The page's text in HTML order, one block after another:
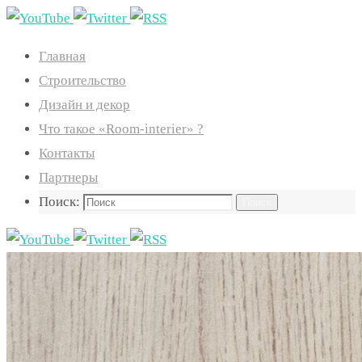
Главная
Строительство
Дизайн и декор
Что такое «Room-interier» ?
Контакты
Партнеры
Поиск: